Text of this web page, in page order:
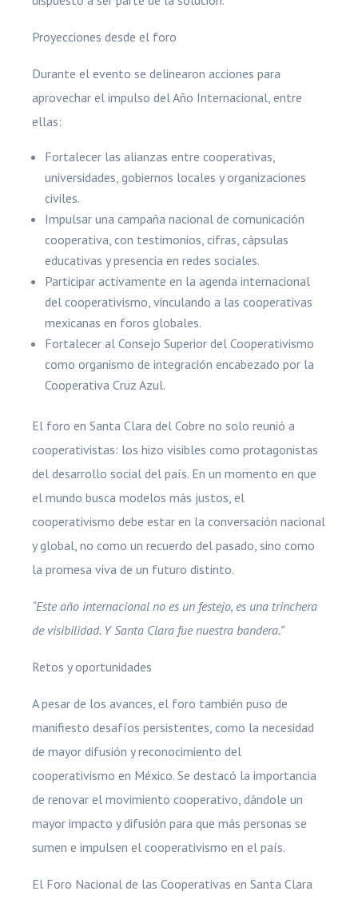
Proyecciones desde el foro
Durante el evento se delinearon acciones para
aprovechar el impulso del Año Internacional, entre
ellas:
Fortalecer las alianzas entre cooperativas,
universidades, gobiernos locales y organizaciones
civiles.
Impulsar una campaña nacional de comunicación
cooperativa, con testimonios, cifras, cápsulas
educativas y presencia en redes sociales.
Participar activamente en la agenda internacional
del cooperativismo, vinculando a las cooperativas
mexicanas en foros globales.
Fortalecer al Consejo Superior del Cooperativismo
como organismo de integración encabezado por la
Cooperativa Cruz Azul.
El foro en Santa Clara del Cobre no solo reunió a
cooperativistas: los hizo visibles como protagonistas
del desarrollo social del país. En un momento en que
el mundo busca modelos más justos, el
cooperativismo debe estar en la conversación nacional
y global, no como un recuerdo del pasado, sino como
la promesa viva de un futuro distinto.
“Este año internacional no es un festejo, es una trinchera
de visibilidad. Y Santa Clara fue nuestra bandera.”
Retos y oportunidades
A pesar de los avances, el foro también puso de
manifiesto desafíos persistentes, como la necesidad
de mayor difusión y reconocimiento del
cooperativismo en México. Se destacó la importancia
de renovar el movimiento cooperativo, dándole un
mayor impacto y difusión para que más personas se
sumen e impulsen el cooperativismo en el país.
El Foro Nacional de las Cooperativas en Santa Clara